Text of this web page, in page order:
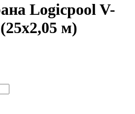
Logicpool V-
м)